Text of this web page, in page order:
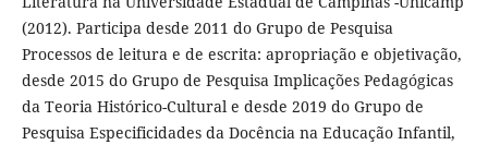
(2012). Participa desde 2011 do Grupo de Pesquisa
Processos de leitura e de escrita: apropriação e objetivação,
desde 2015 do Grupo de Pesquisa Implicações Pedagógicas
da Teoria Histórico-Cultural e desde 2019 do Grupo de
Pesquisa Especificidades da Docência na Educação Infantil,